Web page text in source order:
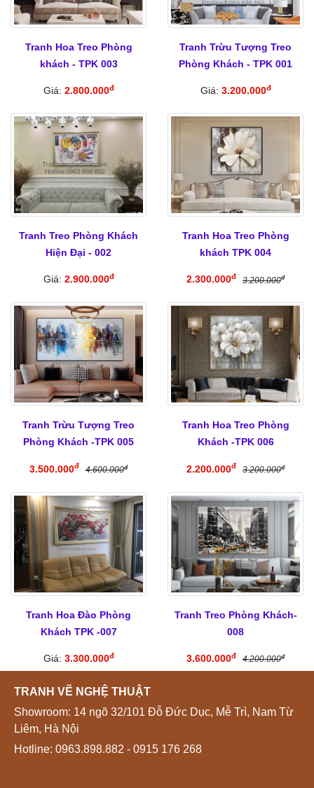
Tranh Hoa Treo Phòng
khách - TPK 003
Giá: 2.800.000đ
Tranh Trừu Tượng Treo
Phòng Khách - TPK 001
Giá: 3.200.000đ
Tranh Treo Phòng Khách
Hiện Đại - 002
Giá: 2.900.000đ
Tranh Hoa Treo Phòng
khách TPK 004
2.300.000đ 3.200.000đ
Tranh Trừu Tượng Treo
Phòng Khách -TPK 005
3.500.000đ 4.600.000đ
Tranh Hoa Treo Phòng
Khách -TPK 006
2.200.000đ 3.200.000đ
Tranh Hoa Đào Phòng
Khách TPK -007
Giá: 3.300.000đ
Tranh Treo Phòng Khách-
008
3.600.000đ 4.200.000đ
TRANH VẼ NGHỆ THUẬT
Showroom: 14 ngõ 32/101 Đỗ Đức Dục, Mễ Trì, Nam Từ
Liêm, Hà Nội
Hotline: 0963.898.882 - 0915 176 268